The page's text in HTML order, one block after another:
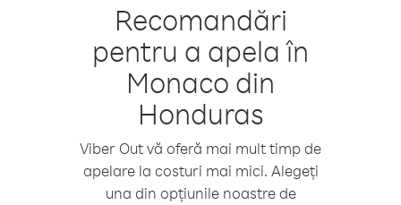
Recomandări
pentru a apela în
Monaco din
Honduras
Viber Out vă oferă mai mult timp de
apelare la costuri mai mici. Alegeți
una din opțiunile noastre de